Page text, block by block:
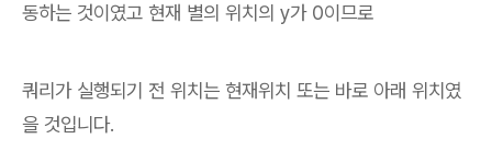
동하는 것이였고 현재 별의 위치의 y가 0이므로
쿼리가 실행되기 전 위치는 현재위치 또는 바로 아래 위치였
을 것입니다.